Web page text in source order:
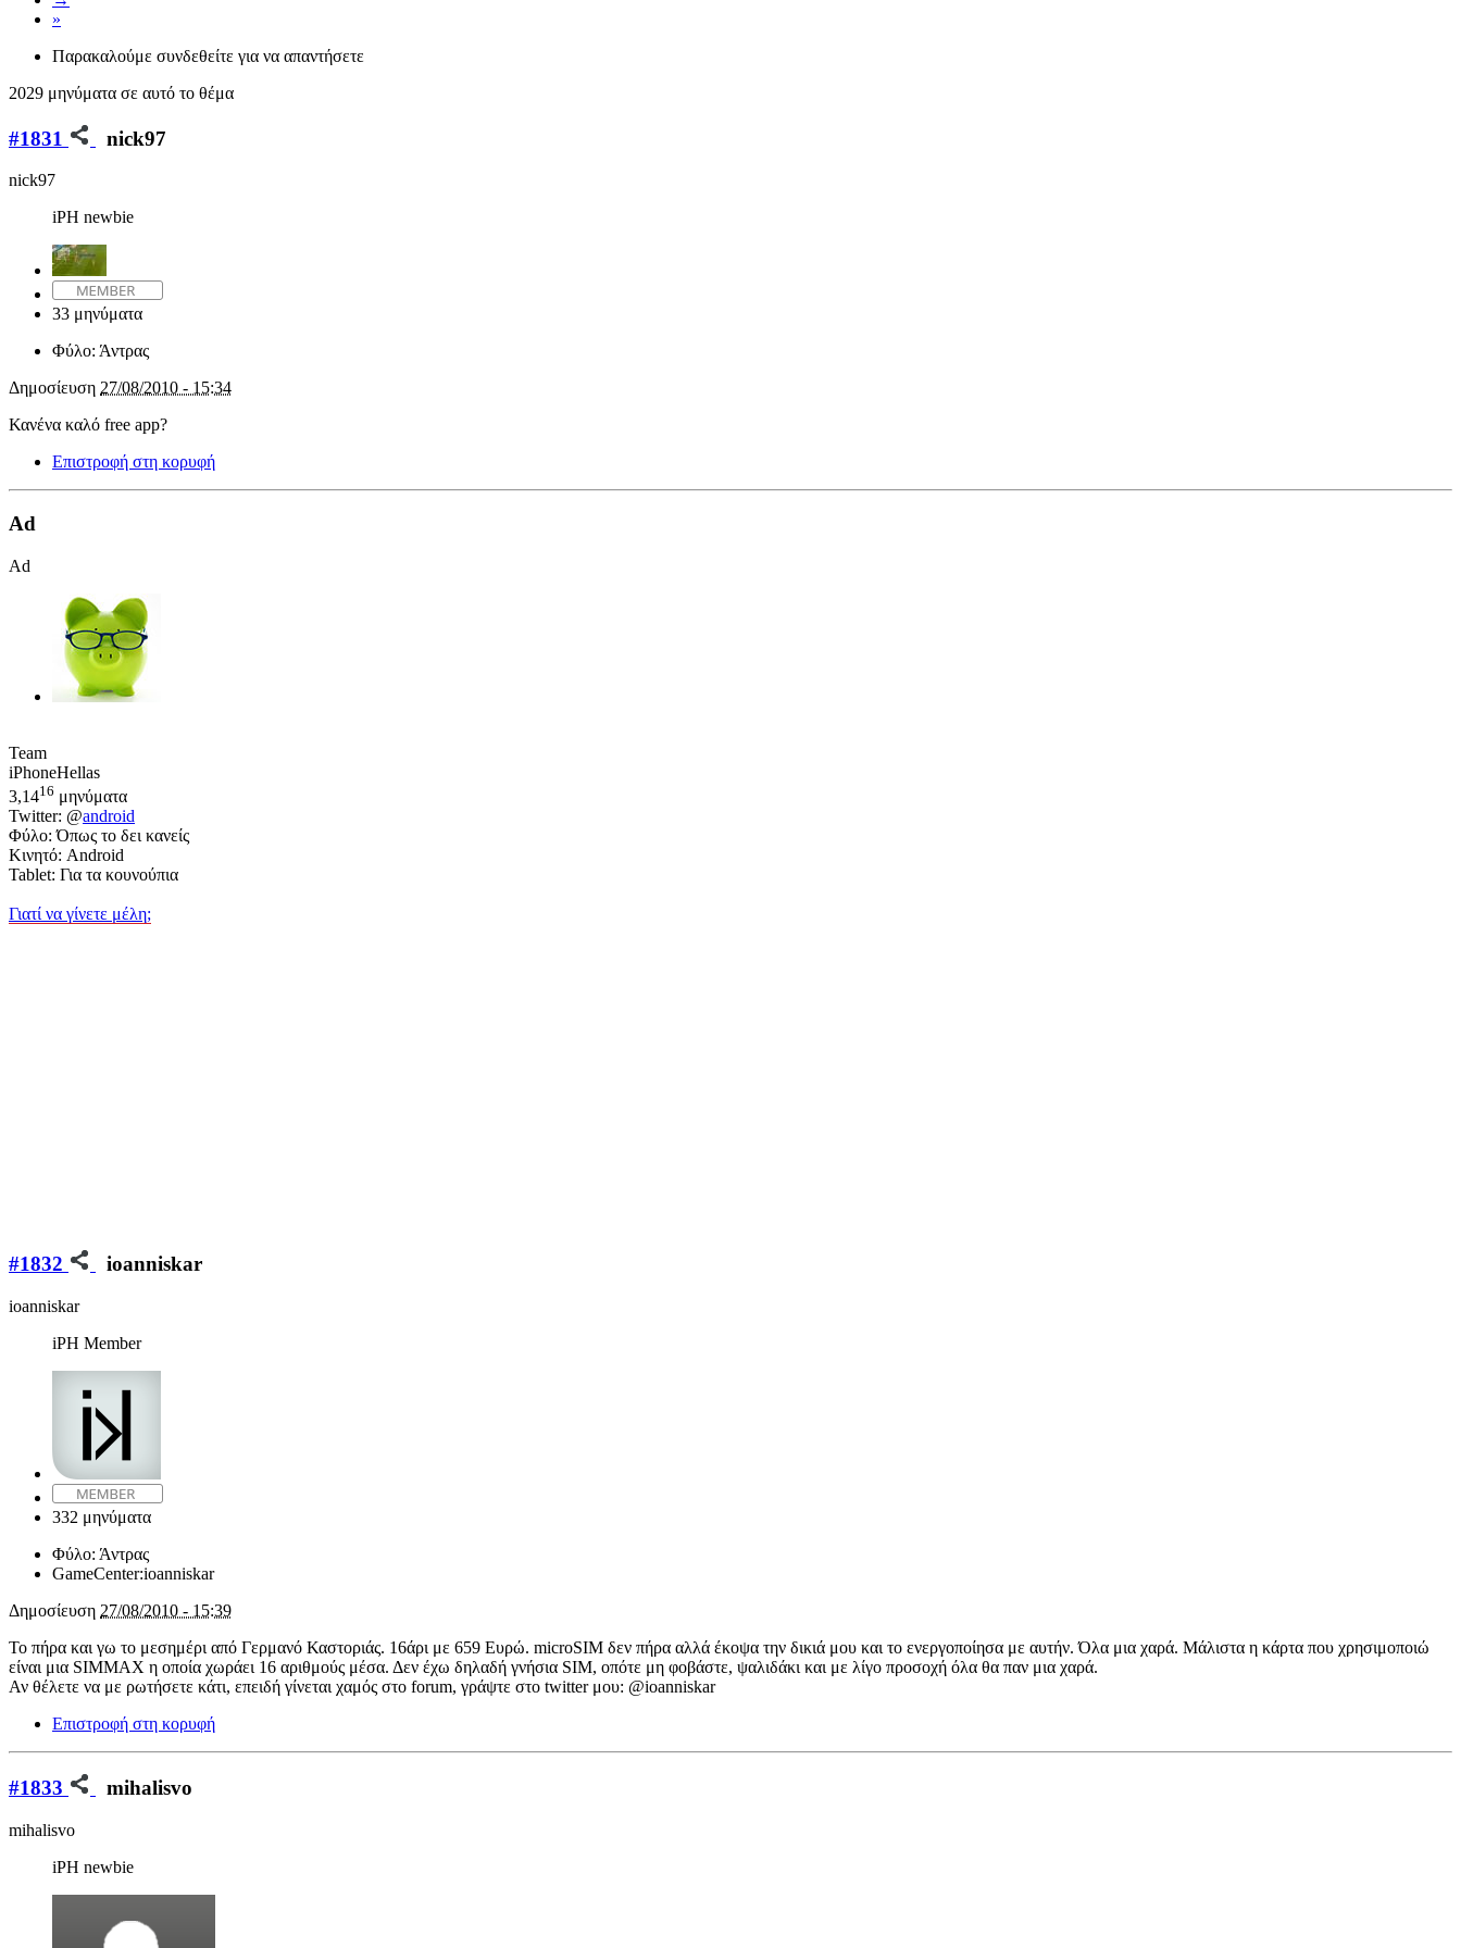
»
Παρακαλούμε συνδεθείτε για να απαντήσετε
2029 μηνύματα σε αυτό το θέμα
#1831 nick97
nick97
iPH newbie
33 μηνύματα
Φύλο: Άντρας
Δημοσίευση 27/08/2010 - 15:34
Κανένα καλό free app?
Επιστροφή στη κορυφή
Ad
Ad
Team
iPhoneHellas
3,1416 μηνύματα
Twitter: @android
Φύλο: Όπως το δει κανείς
Κινητό: Android
Tablet: Για τα κουνούπια
Γιατί να γίνετε μέλη;
#1832 ioanniskar
ioanniskar
iPH Member
332 μηνύματα
Φύλο: Άντρας
GameCenter:ioanniskar
Δημοσίευση 27/08/2010 - 15:39
Το πήρα και γω το μεσημέρι από Γερμανό Καστοριάς. 16άρι με 659 Ευρώ. microSIM δεν πήρα αλλά έκοψα την δικιά μου και το ενεργοποίησα με αυτήν. Όλα μια χαρά. Μάλιστα η κάρτα που χρησιμοποιώ
είναι μια SIMMAX η οποία χωράει 16 αριθμούς μέσα. Δεν έχω δηλαδή γνήσια SIM, οπότε μη φοβάστε, ψαλιδάκι και με λίγο προσοχή όλα θα παν μια χαρά.
Αν θέλετε να με ρωτήσετε κάτι, επειδή γίνεται χαμός στο forum, γράψτε στο twitter μου: @ioanniskar
Επιστροφή στη κορυφή
#1833 mihalisvo
mihalisvo
iPH newbie